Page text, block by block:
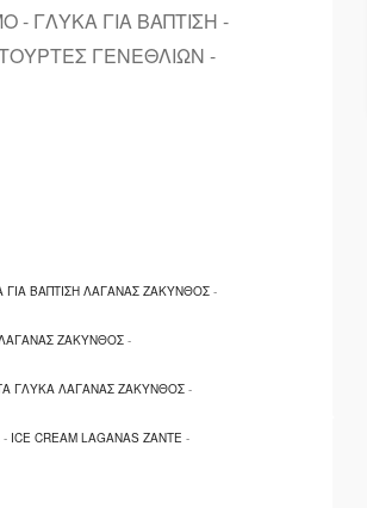
ΓΛΥΚΑ ΓΙΑ ΒΑΠΤΙΣΗ -
ΓΕΝΕΘΛΙΩΝ -
ΓΙΑ ΒΑΠΤΙΣΗ ΛΑΓΑΝΑΣ ΖΑΚΥΝΘΟΣ -
ΖΑΚΥΝΘΟΣ -
ΓΛΥΚΑ ΛΑΓΑΝΑΣ ΖΑΚΥΝΘΟΣ -
- ICE CREAM LAGANAS ZANTE -